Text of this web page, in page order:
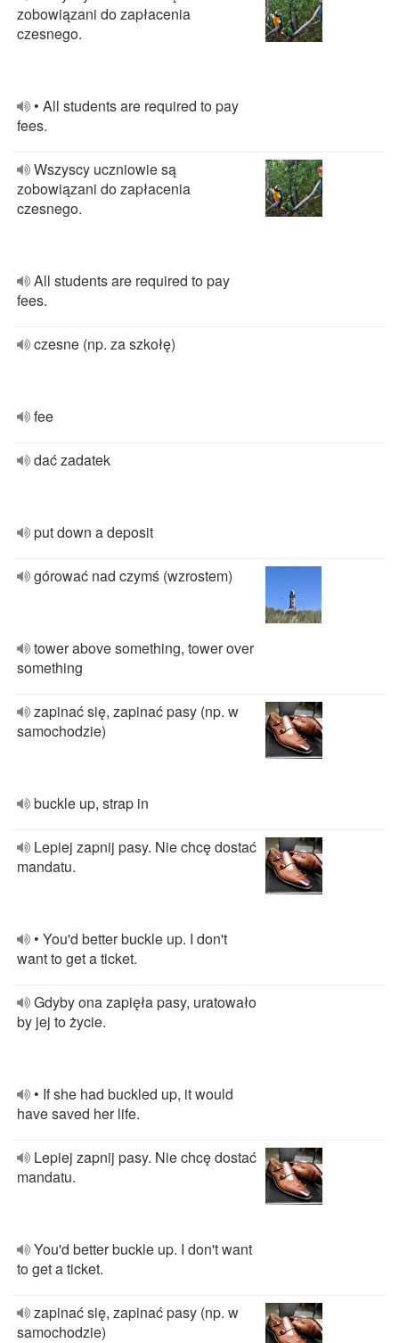
zobowiązani do zapłacenia
czesnego.
• All students are required to pay
fees.
Wszyscy uczniowie są
zobowiązani do zapłacenia
czesnego.
All students are required to pay
fees.
czesne (np. za szkołę)
fee
dać zadatek
put down a deposit
górować nad czymś (wzrostem)
tower above something, tower over
something
zapinać się, zapinać pasy (np. w
samochodzie)
buckle up, strap in
Lepiej zapnij pasy. Nie chcę dostać
mandatu.
• You'd better buckle up. I don't
want to get a ticket.
Gdyby ona zapięła pasy, uratowało
by jej to życie.
• If she had buckled up, it would
have saved her life.
Lepiej zapnij pasy. Nie chcę dostać
mandatu.
You'd better buckle up. I don't want
to get a ticket.
zapinać się, zapinać pasy (np. w
samochodzie)